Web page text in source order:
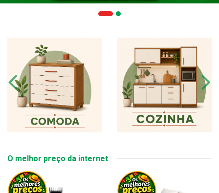
O melhor preço da internet